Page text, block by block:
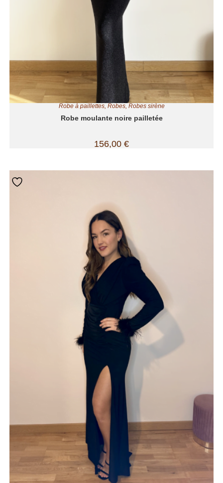
Robe à paillettes, Robes, Robes sirène
Robe moulante noire pailletée
156,00 €